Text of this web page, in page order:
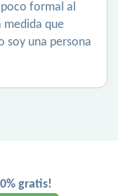
formal al
medida que
soy una persona
gratis!